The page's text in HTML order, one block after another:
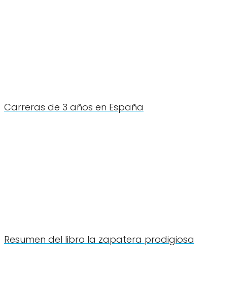
Carreras de 3 años en España
Resumen del libro la zapatera prodigiosa